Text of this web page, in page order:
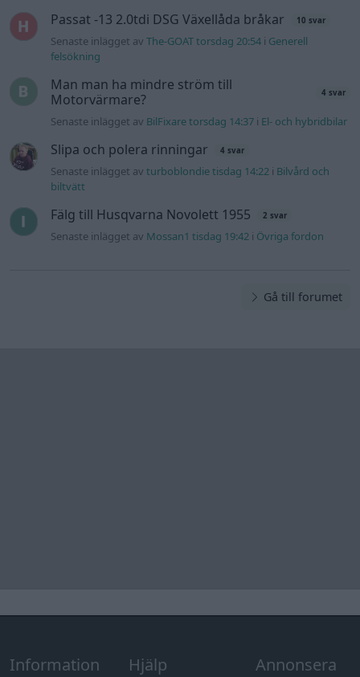
Passat -13 2.0tdi DSG Växellåda bråkar 10 svar
Senaste inlägget avThe-GOAT torsdag 20:54 i Generell
felsökning
Man man ha mindre ström till
Motorvärmare?
4 svar
Senaste inlägget av BilFixare torsdag 14:37 i El- och hybridbilar
Slipa och polera rinningar 4 svar
Senaste inlägget avturboblondie tisdag 14:22 i Bilvård och
biltvätt
Fälg till Husqvarna Novolett 1955 2 svar
Senaste inlägget av Mossan1 tisdag 19:42 i Övriga fordon
Gå till forumet
Information Hjälp Annonsera